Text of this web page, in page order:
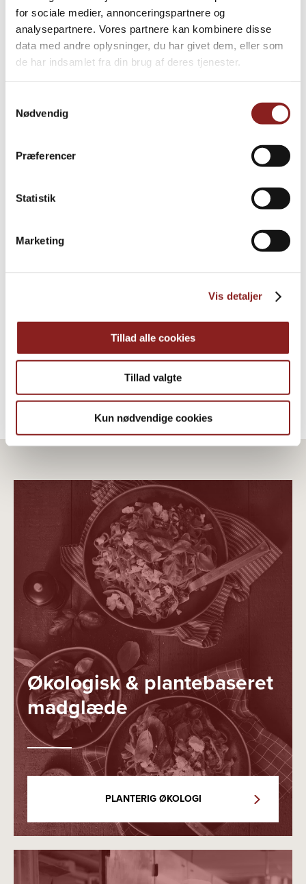
for sociale medier, annonceringspartnere og
analysepartnere. Vores partnere kan kombinere disse
data med andre oplysninger, du har givet dem, eller som
de har indsamlet fra din brug af deres tjenester.
Nødvendig
Præferencer
Statistik
Marketing
Vis detaljer
Tillad alle cookies
Tillad valgte
Kun nødvendige cookies
PRODUKTER
Udforsk videre
DRESSING, SAUCER & SUPPER
Økologisk & plantebaseret
madglæde
PLANTERIG ØKOLOGI